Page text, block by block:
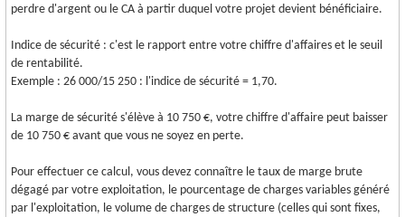
NOTRE ÉQUIPE
NOS MISSIONS
CONTACT
PLAN D'ACCÈS
INFOS DE GESTION
perdre d'argent ou le CA à partir duquel votre projet devient bénéficiaire.
Indice de sécurité : c'est le rapport entre votre chiffre d'affaires et le seuil
de rentabilité.
Exemple : 26 000/15 250 : l'indice de sécurité = 1,70.
La marge de sécurité s'élève à 10 750 €, votre chiffre d'affaire peut baisser
de 10 750 € avant que vous ne soyez en perte.
Pour effectuer ce calcul, vous devez connaître le taux de marge brute
dégagé par votre exploitation, le pourcentage de charges variables généré
par l'exploitation, le volume de charges de structure (celles qui sont fixes,